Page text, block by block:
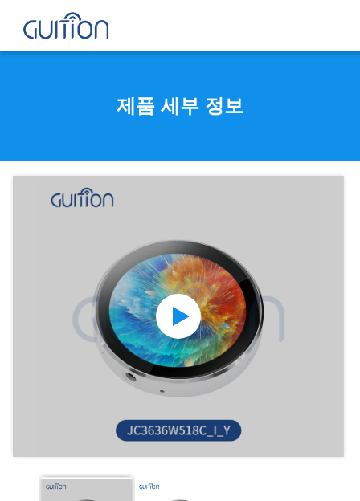
제품 세부 정보